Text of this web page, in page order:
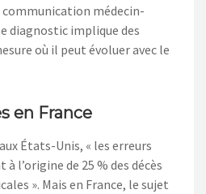
médecin-
diagnostic implique des
où il peut évoluer avec le
en France
États-Unis, « les erreurs
l’origine de 25 % des décès
». Mais en France, le sujet